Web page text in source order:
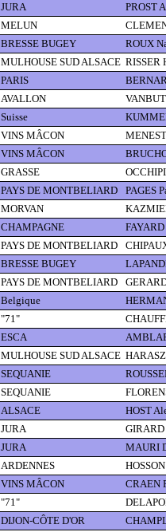
JURA
PROST
MELUN
BRESSE BUGEY
ROUX
MULHOUSE SUD ALSACE RISSER
PARIS
AVALLON
Suisse
VINS MÂCON
VINS MÂCON
GRASSE
PAYS DE MONTBELIARD
PAGES
MORVAN
CHAMPAGNE
PAYS DE MONTBELIARD
BRESSE BUGEY
PAYS DE MONTBELIARD
Belgique
"71"
ESCA
MULHOUSE SUD ALSACE
SEQUANIE
SEQUANIE
ALSACE
HOST
JURA
JURA
MAURI
ARDENNES
VINS MÂCON
CRAEN
"71"
DIJON-CÔTE D'OR